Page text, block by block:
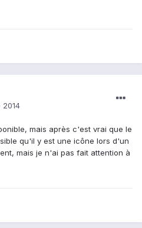
2014
mais après c'est vrai que le
qu'il y est une icône lors d'un
mais je n'ai pas fait attention à